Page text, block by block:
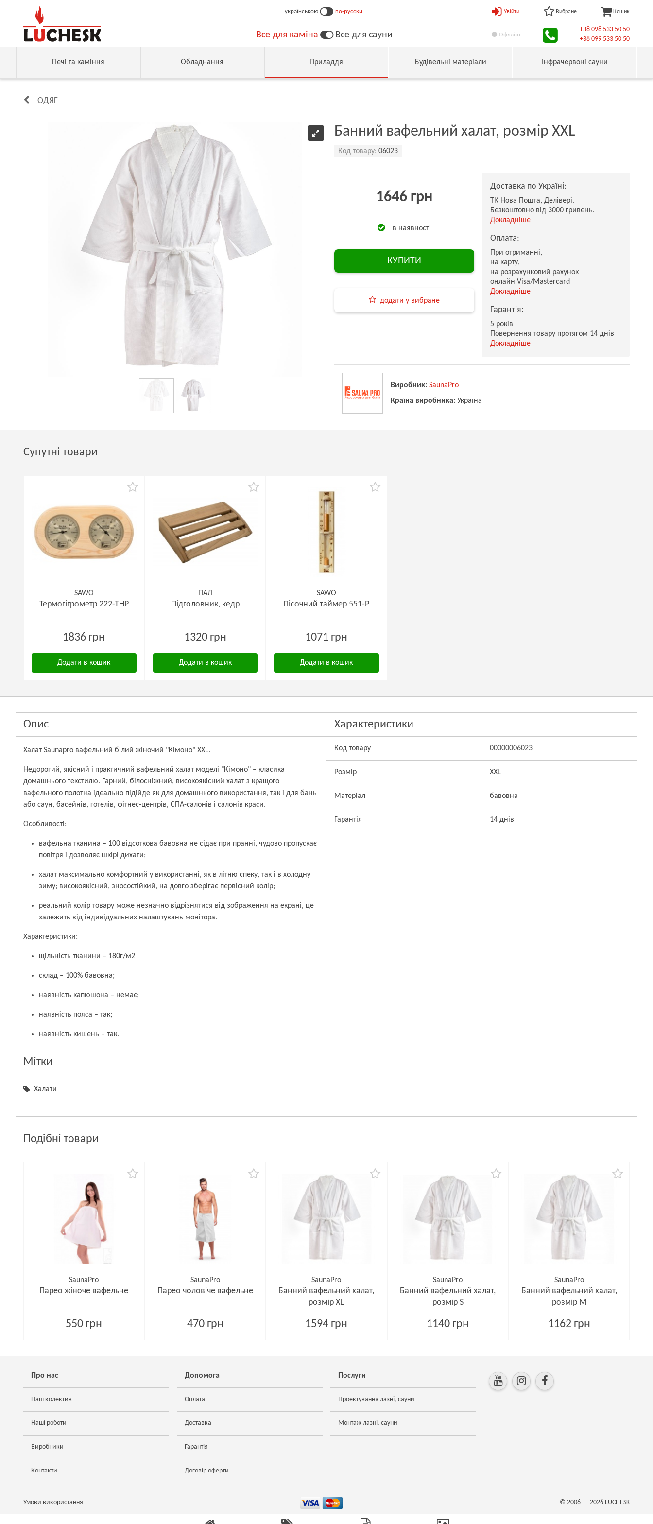
українською по-русски
Все для каміна Все для сауни
Увійти Вибране Кошик
Офлайн
+38 098 533 50 50
+38 099 533 50 50
Печі та каміння Обладнання Приладдя Будівельні матеріали Інфрачервоні сауни
ОДЯГ
Банний вафельний халат, розмір XXL
Код товару: 06023
1646 грн
в наявності
КУПИТИ
додати у вибране
Доставка по Україні:
ТК Нова Пошта, Делівері.
Безкоштовно від 3000 гривень.
Докладніше
Оплата:
При отриманні,
на карту,
на розрахунковий рахунок
онлайн Visa/Mastercard
Докладніше
Гарантія:
5 років
Повернення товару протягом 14 днів
Докладніше
Виробник: SaunaPro
Країна виробника: Україна
Супутні товари
SAWO
Термогігрометр 222-ТНP
1836 грн
Додати в кошик
ПАЛ
Підголовник, кедр
1320 грн
Додати в кошик
SAWO
Пісочний таймер 551-P
1071 грн
Додати в кошик
Опис
Халат Saunapro вафельний білий жіночий "Кімоно" XXL.
Недорогий, якісний і практичний вафельний халат моделі "Кімоно" – класика
домашнього текстилю. Гарний, білосніжний, високоякісний халат з кращого
вафельного полотна ідеально підійде як для домашнього використання, так і для бань
або саун, басейнів, готелів, фітнес-центрів, СПА-салонів і салонів краси.
Особливості:
вафельна тканина – 100 відсоткова бавовна не сідає при пранні, чудово пропускає
повітря і дозволяє шкірі дихати;
халат максимально комфортний у використанні, як в літню спеку, так і в холодну
зиму; високоякісний, зносостійкий, на довго зберігає первісний колір;
реальний колір товару може незначно відрізнятися від зображення на екрані, це
залежить від індивідуальних налаштувань монітора.
Характеристики:
щільність тканини – 180г/м2
склад – 100% бавовна;
наявність капюшона – немає;
наявність пояса – так;
наявність кишень – так.
Мітки
Халати
Характеристики
Код товару 00000006023
Розмір XXL
Матеріал бавовна
Гарантія 14 днів
Подібні товари
SaunaPro
Парео жіноче вафельне
550 грн
SaunaPro
Парео чоловіче вафельне
470 грн
SaunaPro
Банний вафельний халат,
розмір XL
1594 грн
SaunaPro
Банний вафельний халат,
розмір S
1140 грн
SaunaPro
Банний вафельний халат,
розмір М
1162 грн
Про нас
Наш колектив
Наші роботи
Виробники
Контакти
Допомога
Оплата
Доставка
Гарантія
Договір оферти
Послуги
Проектування лазні, сауни
Монтаж лазні, сауни
Умови використання © 2006 — 2026 LUCHESK